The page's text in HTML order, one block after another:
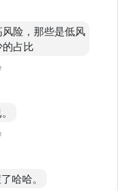
险，那些是低风
占比
哈哈。